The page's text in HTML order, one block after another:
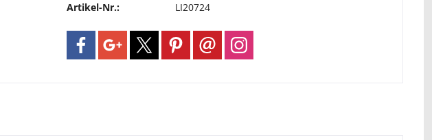
Artikel-Nr.: LI20724